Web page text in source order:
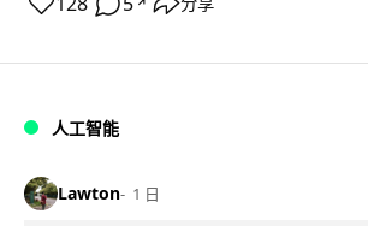
人工智能
Lawton 1 日